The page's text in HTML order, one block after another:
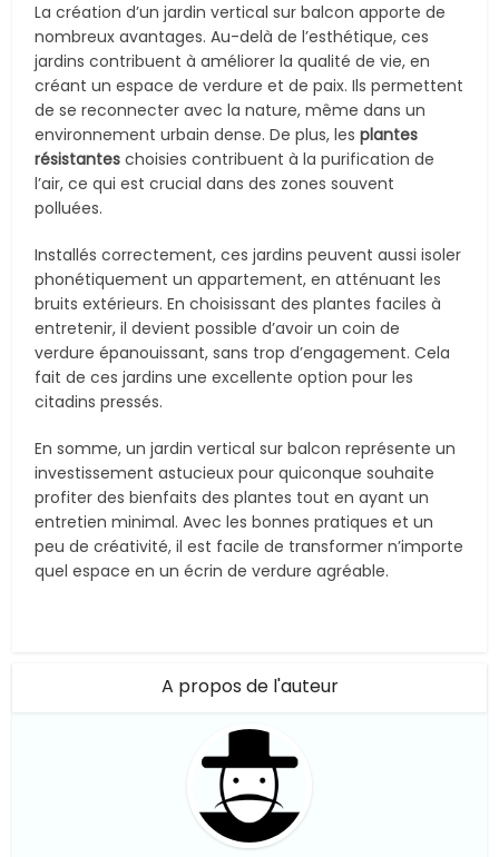
La création d’un jardin vertical sur balcon apporte de
nombreux avantages. Au-delà de l’esthétique, ces
jardins contribuent à améliorer la qualité de vie, en
créant un espace de verdure et de paix. Ils permettent
de se reconnecter avec la nature, même dans un
environnement urbain dense. De plus, lesplantes
résistantes choisies contribuent à la purification de
l’air, ce qui est crucial dans des zones souvent
polluées.
Installés correctement, ces jardins peuvent aussi isoler
phonétiquement un appartement, en atténuant les
bruits extérieurs. En choisissant des plantes faciles à
entretenir, il devient possible d’avoir un coin de
verdure épanouissant, sans trop d’engagement. Cela
fait de ces jardins une excellente option pour les
citadins pressés.
En somme, un jardin vertical sur balcon représente un
investissement astucieux pour quiconque souhaite
profiter des bienfaits des plantes tout en ayant un
entretien minimal. Avec les bonnes pratiques et un
peu de créativité, il est facile de transformer n’importe
quel espace en un écrin de verdure agréable.
A propos de l'auteur